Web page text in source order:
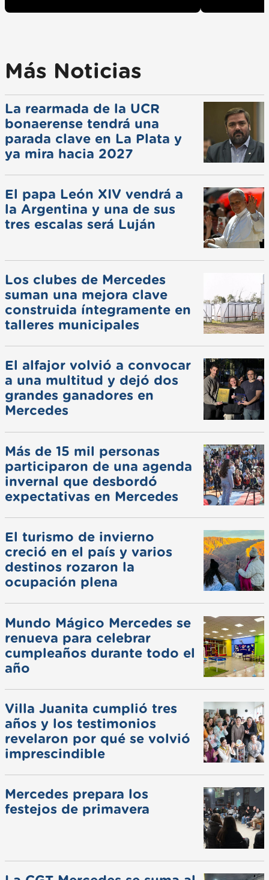
Más Noticias
La rearmada de la UCR
bonaerense tendrá una
parada clave en La Plata y
ya mira hacia 2027
El papa León XIV vendrá a
la Argentina y una de sus
tres escalas será Luján
Los clubes de Mercedes
suman una mejora clave
construida íntegramente en
talleres municipales
El alfajor volvió a convocar
a una multitud y dejó dos
grandes ganadores en
Mercedes
Más de 15 mil personas
participaron de una agenda
invernal que desbordó
expectativas en Mercedes
El turismo de invierno
creció en el país y varios
destinos rozaron la
ocupación plena
Mundo Mágico Mercedes se
renueva para celebrar
cumpleaños durante todo el
año
Villa Juanita cumplió tres
años y los testimonios
revelaron por qué se volvió
imprescindible
Mercedes prepara los
festejos de primavera